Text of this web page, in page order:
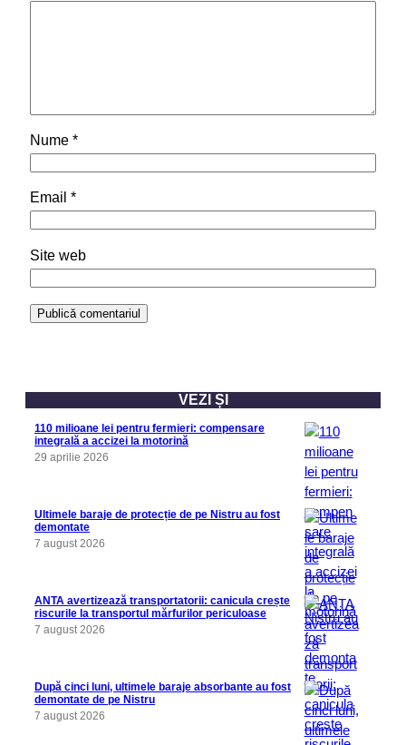
Nume *
Email *
Site web
VEZI ȘI
110 milioane lei pentru fermieri: compensare
integrală a accizei la motorină
29 aprilie 2026
Ultimele baraje de protecție de pe Nistru au fost
demontate
7 august 2026
ANTA avertizează transportatorii: canicula crește
riscurile la transportul mărfurilor periculoase
7 august 2026
După cinci luni, ultimele baraje absorbante au fost
demontate de pe Nistru
7 august 2026